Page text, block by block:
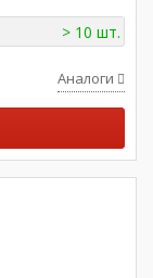
> 10 шт.
Аналоги